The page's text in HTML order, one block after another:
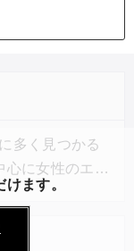
多く見つかる
心に女性のエン
理用品ブラン
品は、使い捨
ます。